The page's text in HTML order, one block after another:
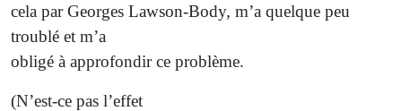
cela par Georges Lawson-Body, m’a quelque peu
troublé et m’a
obligé à approfondir ce problème.
(N’est-ce pas l’effet